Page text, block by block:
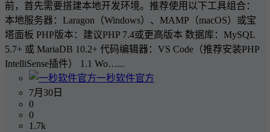
前，首先需要搭建本地开发环境。推荐使用以下工具组合：
本地服务器：Laragon（Windows）、MAMP（macOS）或宝
塔面板 PHP版本：建议PHP 7.4或更高版本 数据库：MySQL
5.7+ 或 MariaDB 10.2+ 代码编辑器：VS Code（推荐安装PHP
IntelliSense插件） 1.1 Wo…...
一秒软件官方
7月30日
0
0
1.7k